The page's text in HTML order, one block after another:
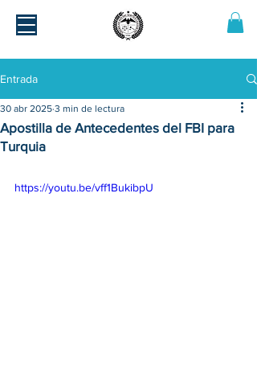
Entrada
Apostilla de Antecedentes del FBI para
Turquia
30 abr 2025 3 min de lectura
https://youtu.be/vff1BukibpU